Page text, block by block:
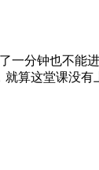
一分钟也不能
算这堂课没有